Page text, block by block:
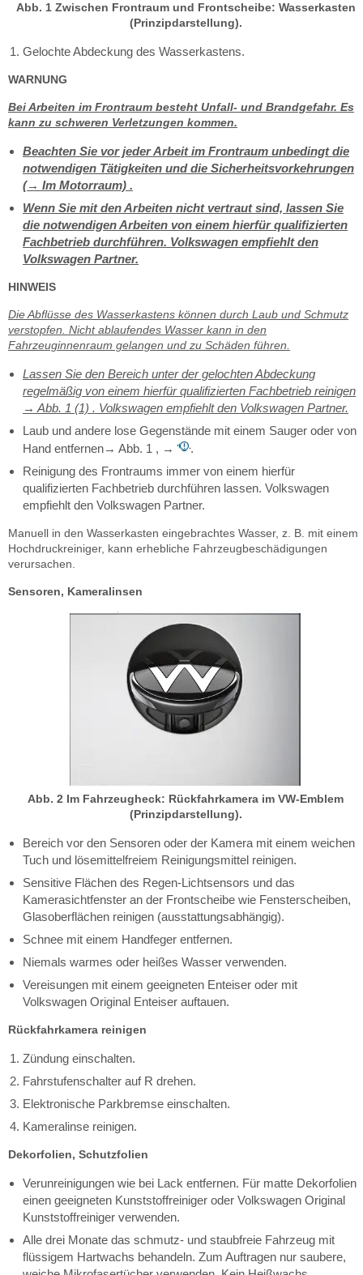
Abb. 1 Zwischen Frontraum und Frontscheibe: Wasserkasten
(Prinzipdarstellung).
Gelochte Abdeckung des Wasserkastens.
WARNUNG
Bei Arbeiten im Frontraum besteht Unfall- und Brandgefahr. Es
kann zu schweren Verletzungen kommen.
Beachten Sie vor jeder Arbeit im Frontraum unbedingt die
notwendigen Tätigkeiten und die Sicherheitsvorkehrungen
(→ Im Motorraum) .
Wenn Sie mit den Arbeiten nicht vertraut sind, lassen Sie
die notwendigen Arbeiten von einem hierfür qualifizierten
Fachbetrieb durchführen. Volkswagen empfiehlt den
Volkswagen Partner.
HINWEIS
Die Abflüsse des Wasserkastens können durch Laub und Schmutz
verstopfen. Nicht ablaufendes Wasser kann in den
Fahrzeuginnenraum gelangen und zu Schäden führen.
Lassen Sie den Bereich unter der gelochten Abdeckung
regelmäßig von einem hierfür qualifizierten Fachbetrieb reinigen
→ Abb. 1 (1) . Volkswagen empfiehlt den Volkswagen Partner.
Laub und andere lose Gegenstände mit einem Sauger oder von
Hand entfernen→ Abb. 1 , →
.
Reinigung des Frontraums immer von einem hierfür
qualifizierten Fachbetrieb durchführen lassen. Volkswagen
empfiehlt den Volkswagen Partner.
Manuell in den Wasserkasten eingebrachtes Wasser, z. B. mit einem
Hochdruckreiniger, kann erhebliche Fahrzeugbeschädigungen
verursachen.
Sensoren, Kameralinsen
Abb. 2 Im Fahrzeugheck: Rückfahrkamera im VW-Emblem
(Prinzipdarstellung).
Bereich vor den Sensoren oder der Kamera mit einem weichen
Tuch und lösemittelfreiem Reinigungsmittel reinigen.
Sensitive Flächen des Regen-Lichtsensors und das
Kamerasichtfenster an der Frontscheibe wie Fensterscheiben,
Glasoberflächen reinigen (ausstattungsabhängig).
Schnee mit einem Handfeger entfernen.
Niemals warmes oder heißes Wasser verwenden.
Vereisungen mit einem geeigneten Enteiser oder mit
Volkswagen Original Enteiser auftauen.
Rückfahrkamera reinigen
Zündung einschalten.
Fahrstufenschalter auf R drehen.
Elektronische Parkbremse einschalten.
Kameralinse reinigen.
Dekorfolien, Schutzfolien
Verunreinigungen wie bei Lack entfernen. Für matte Dekorfolien
einen geeigneten Kunststoffreiniger oder Volkswagen Original
Kunststoffreiniger verwenden.
Alle drei Monate das schmutz- und staubfreie Fahrzeug mit
flüssigem Hartwachs behandeln. Zum Auftragen nur saubere,